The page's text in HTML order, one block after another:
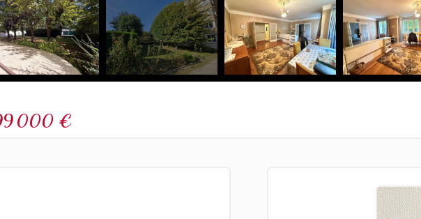
000 €